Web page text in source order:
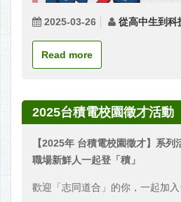
2025-03-26 從高中生到科
Read more
2025台積電校園徵才活動
【2025年 台積電校園徵才】 系列
職場新鮮人一起登「積」
歡迎「志同道合」的你，一起加